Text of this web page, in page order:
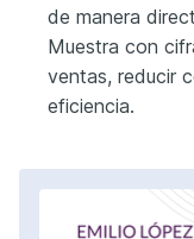
de manera
Muestra con
ventas, reducir
eficiencia.